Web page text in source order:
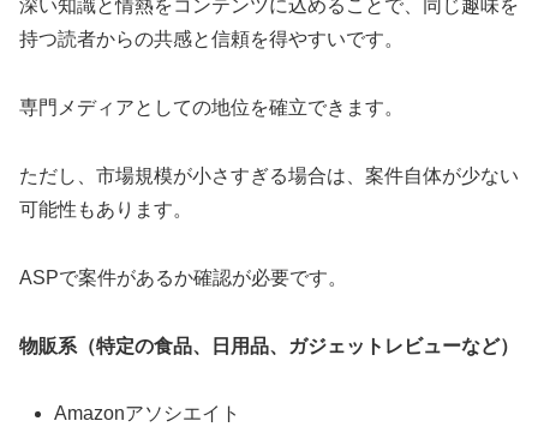
深い知識と情熱をコンテンツに込めることで、同じ趣味を
持つ読者からの共感と信頼を得やすいです。
専門メディアとしての地位を確立できます。
ただし、市場規模が小さすぎる場合は、案件自体が少ない
可能性もあります。
ASPで案件があるか確認が必要です。
物販系（特定の食品、日用品、ガジェットレビューなど）
Amazonアソシエイト